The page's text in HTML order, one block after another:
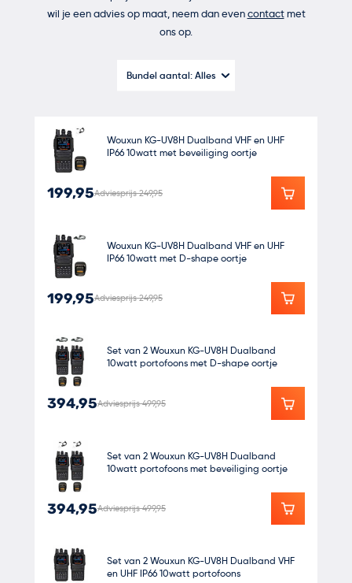
1x Broekriem clip
wil je een advies op maat, neem dan evencontactmet
ons op.
Bundel aantal: Alles
Wouxun KG-UV8H Dualband VHF en UHF
IP66 10watt met beveiliging oortje
199,95Adviesprijs 249,95
Wouxun KG-UV8H Dualband VHF en UHF
IP66 10watt met D-shape oortje
199,95Adviesprijs 249,95
Set van 2 Wouxun KG-UV8H Dualband
10watt portofoons met D-shape oortje
394,95Adviesprijs 499,95
Set van 2 Wouxun KG-UV8H Dualband
10watt portofoons met beveiliging oortje
394,95Adviesprijs 499,95
Set van 2 Wouxun KG-UV8H Dualband VHF
en UHF IP66 10watt portofoons